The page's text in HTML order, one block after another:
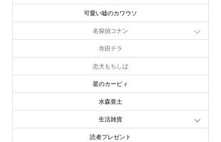
可愛い嘘のカワウソ
名探偵コナン
寺田テラ
忠犬もちしば
星のカービィ
水森亜土
生活雑貨
読者プレゼント